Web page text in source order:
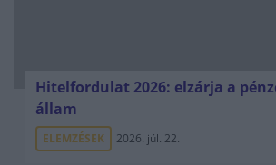
Hitelfordulat 2026: elzárja a
állam
ELEMZÉSEK 2026. júl. 22.